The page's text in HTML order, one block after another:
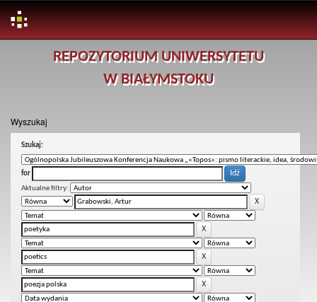
REPOZYTORIUM UNIWERSYTETU
W BIAŁYMSTOKU
Wyszukaj
Szukaj:
for
Aktualne filtry: